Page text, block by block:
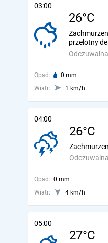
03:00
26°C
Odczuwalna
przelotny
Opad: 0 mm
Wiatr:
1 km/h
04:00
26°C
Odczuwalna
Opad: 0 mm
Wiatr:
4 km/h
05:00
27°C